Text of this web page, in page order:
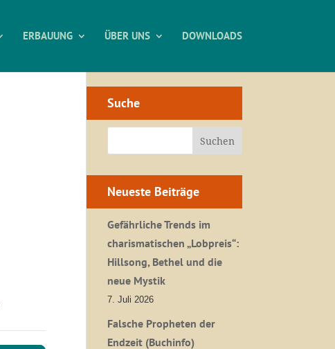
ERBAUUNG ÜBER UNS DOWNLOADS
Suche
Neueste Beiträge
Gefährliche Trends im
charismatischen „Lobpreis“:
Hillsong, Bethel und die
neue Mystik
7. Juli 2026
Falsche Propheten der
Endzeit (Buchinfo)